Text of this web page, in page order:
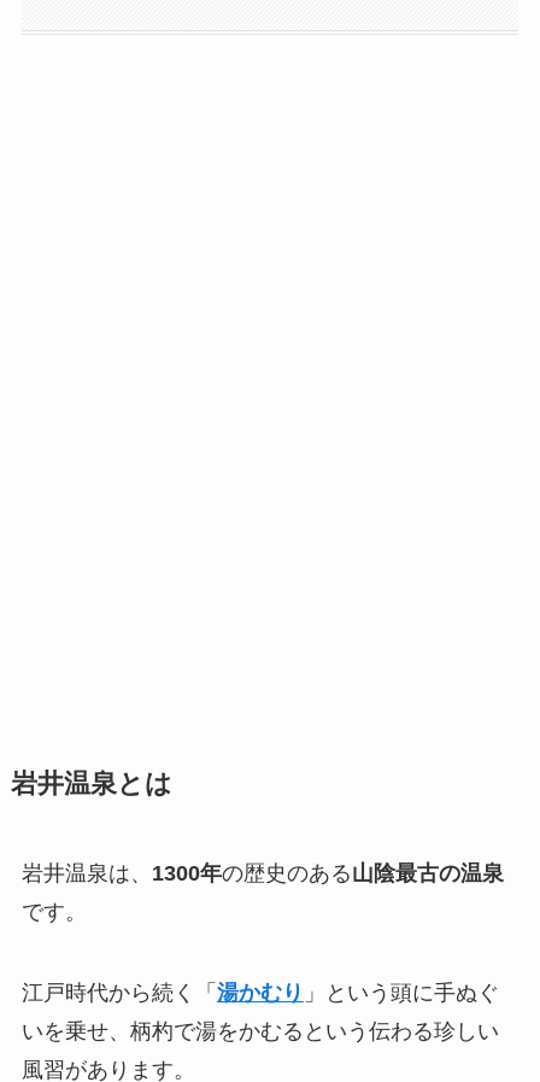
岩井温泉とは
岩井温泉は、 1300年の歴史のある山陰最古の温泉
です。
江戸時代から続く「 湯かむり 」という頭に手ぬぐ
いを乗せ、柄杓で湯をかむるという伝わる珍しい
風習があります。